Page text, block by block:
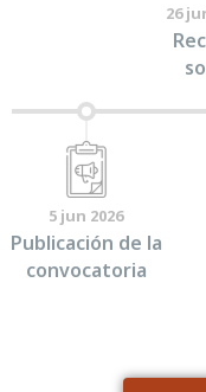
5 jun 2026
Publicación de la
convocatoria
26